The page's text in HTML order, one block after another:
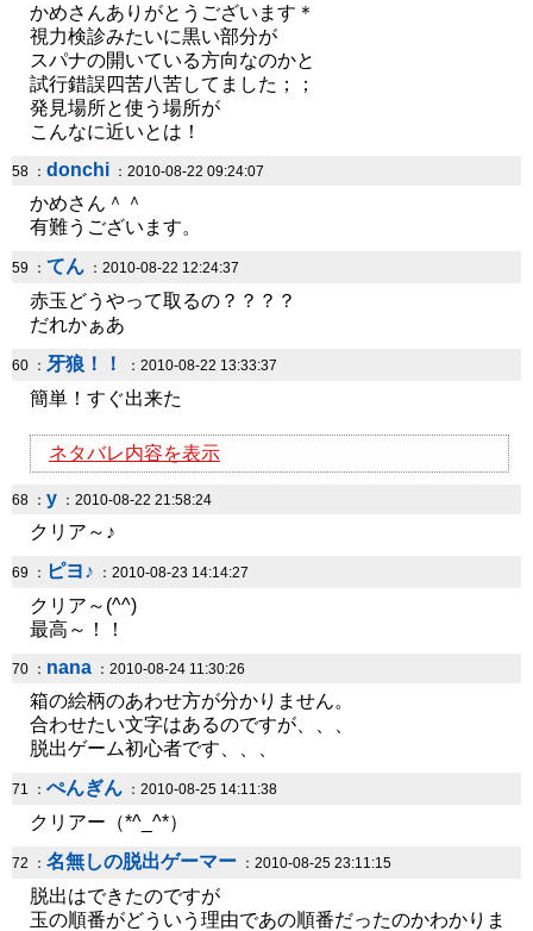
かめさんありがとうございます＊
視力検診みたいに黒い部分が
スパナの開いている方向なのかと
試行錯誤四苦八苦してました；；
発見場所と使う場所が
こんなに近いとは！
58 ： donchi ：2010-08-22 09:24:07
かめさん＾＾
有難うございます。
59 ： てん ：2010-08-22 12:24:37
赤玉どうやって取るの？？？？
だれかぁあ
60 ： 牙狼！！ ：2010-08-22 13:33:37
簡単！すぐ出来た
ネタバレ内容を表示
68 ： y ：2010-08-22 21:58:24
クリア～♪
69 ： ピヨ♪ ：2010-08-23 14:14:27
クリア～(^^)
最高～！！
70 ： nana ：2010-08-24 11:30:26
箱の絵柄のあわせ方が分かりません。
合わせたい文字はあるのですが、、、
脱出ゲーム初心者です、、、
71 ： ぺんぎん ：2010-08-25 14:11:38
クリアー（*^_^*）
72 ： 名無しの脱出ゲーマー ：2010-08-25 23:11:15
脱出はできたのですが
玉の順番がどういう理由であの順番だったのかわかりま